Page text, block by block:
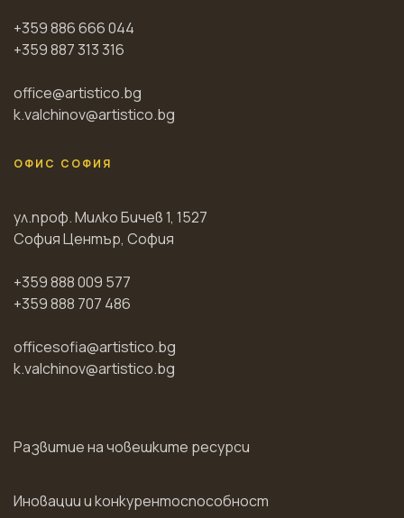
+359 886 666 044
+359 887 313 316
office@artistico.bg
k.valchinov@artistico.bg
ОФИС СОФИЯ
ул.проф. Милко Бичев 1, 1527
София Център, София
+359 888 009 577
+359 888 707 486
officesofia@artistico.bg
k.valchinov@artistico.bg
Развитие на човешките ресурси
Иновации и конкурентоспособност